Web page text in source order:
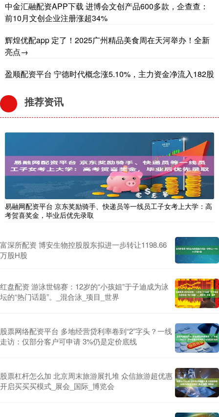
中金汇融配资APP下载 进博会文创产品600多款，企查查：
前10月文创企业注册涨超34%
辉煌优配app 定了！2025广州精品美食周在天河举办！全新
亮点→
盈顺配资平台 宁德时代概念涨5.10%，主力资金净流入182股
推荐资讯
易融网配资平台 京东奖励骑手、快递员等一线员工子女考上大学：高
考贺喜奖金，毕业后优先录取
富深所配资 博安生物控股股东拟进一步转让1198.66
万股H股
红盘配资 游泳世锦赛：12岁的“小孩姐”于子迪成为泳
坛的“热门话题”。_混合泳_项目_世界
股票网络配资平台 多地经营贷利率卷到“2”字头？一线
走访：仅部分客户可申请 3%仍是定价底线
股票杠杆怎么加 北京周末旅游展扎堆 众信旅游超优惠
开启买买买模式_展会_国际_博览会